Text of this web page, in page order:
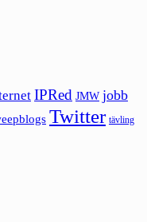
IPRed JMW jobb
Twitter tävling